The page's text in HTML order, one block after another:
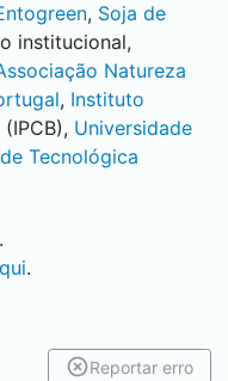
, Soja de
institucional,
Natureza
, Instituto
(IPCB), Universidade
Tecnológica
.
.
Reportar erro